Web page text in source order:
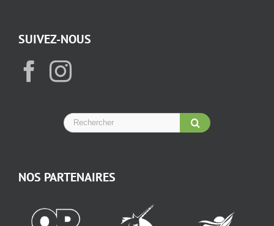
SUIVEZ-NOUS
NOS PARTENAIRES